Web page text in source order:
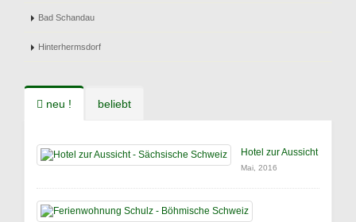
Bad Schandau
Hinterhermsdorf
neu ! beliebt
Hotel zur Aussicht
Mai, 2016